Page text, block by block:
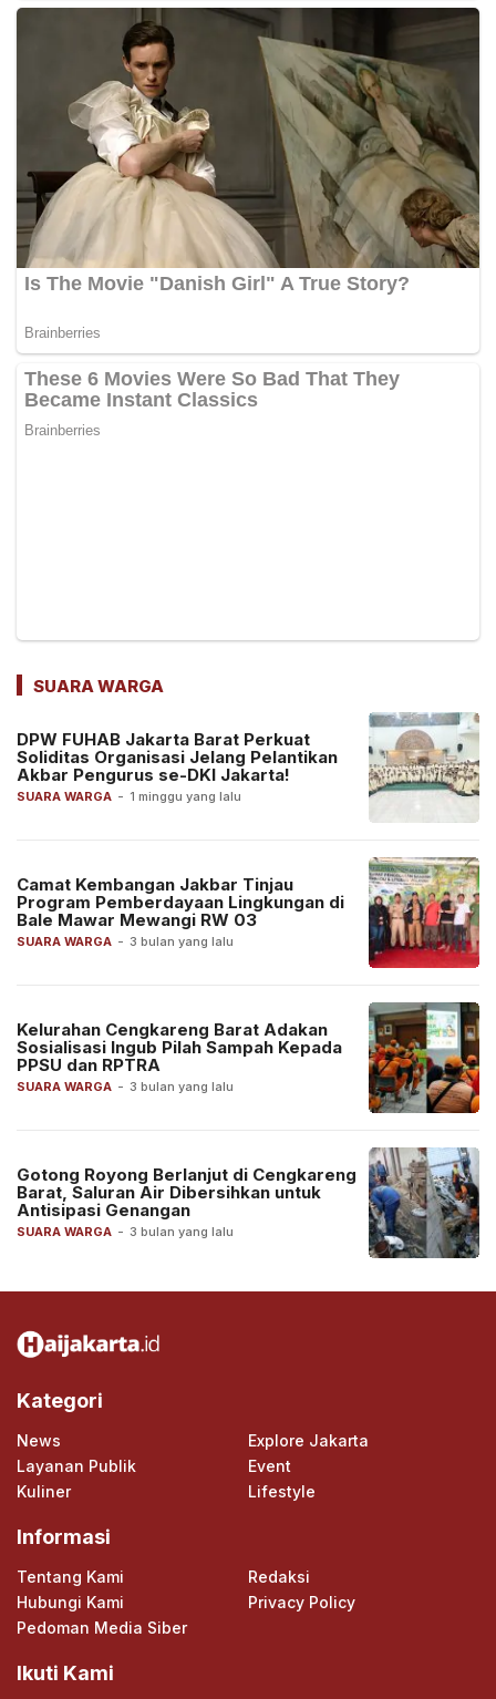
SUARA WARGA
SUARA WARGA - 1 minggu yang lalu
DPW FUHAB Jakarta Barat Perkuat
Soliditas Organisasi Jelang Pelantikan
Akbar Pengurus se-DKI Jakarta!
SUARA WARGA - 3 bulan yang lalu
Camat Kembangan Jakbar Tinjau
Program Pemberdayaan Lingkungan di
Bale Mawar Mewangi RW 03
SUARA WARGA - 3 bulan yang lalu
Kelurahan Cengkareng Barat Adakan
Sosialisasi Ingub Pilah Sampah Kepada
PPSU dan RPTRA
SUARA WARGA - 3 bulan yang lalu
Gotong Royong Berlanjut di Cengkareng
Barat, Saluran Air Dibersihkan untuk
Antisipasi Genangan
Kategori
News
Explore Jakarta
Layanan Publik
Event
Kuliner
Lifestyle
Informasi
Tentang Kami
Redaksi
Hubungi Kami
Privacy Policy
Pedoman Media Siber
Ikuti Kami